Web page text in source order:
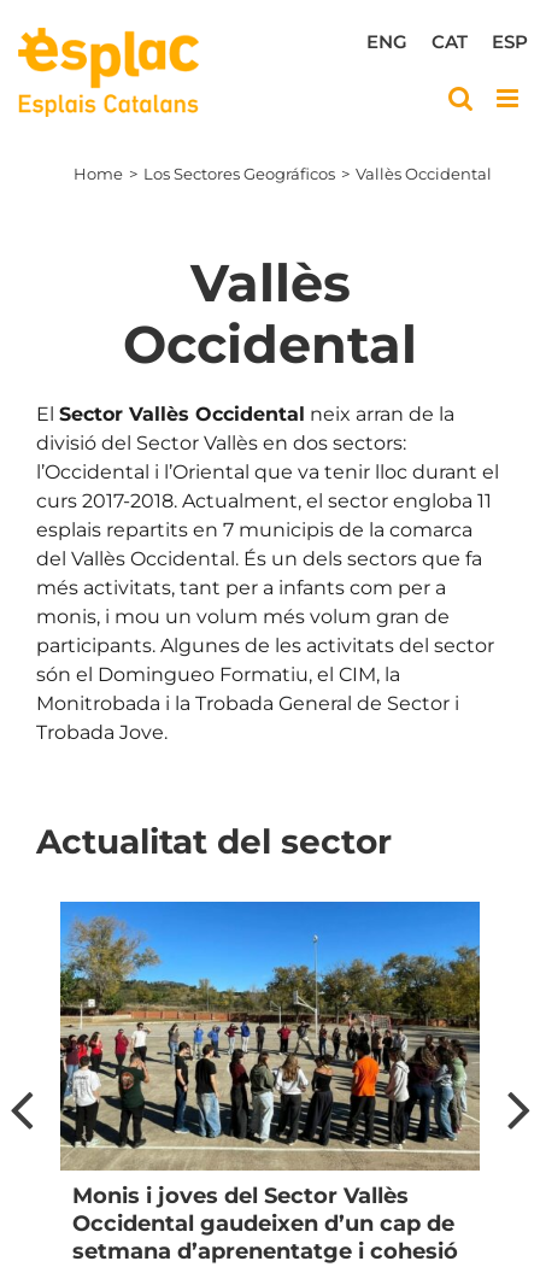
content
ESP
CAT
ENG
Home Los Sectores Geográficos Vallès Occidental
Vallès
Occidental
El Sector Vallès Occidental neix arran de la
divisió del Sector Vallès en dos sectors:
l’Occidental i l’Oriental que va tenir lloc durant el
curs 2017-2018. Actualment, el sector engloba 11
esplais repartits en 7 municipis de la comarca
del Vallès Occidental. És un dels sectors que fa
més activitats, tant per a infants com per a
monis, i mou un volum més volum gran de
participants. Algunes de les activitats del sector
són el Domingueo Formatiu, el CIM, la
Monitrobada i la Trobada General de Sector i
Trobada Jove.
Actualitat del sector
Monis i joves del Sector Vallès
Occidental gaudeixen d’un cap de
setmana d’aprenentatge i cohesió